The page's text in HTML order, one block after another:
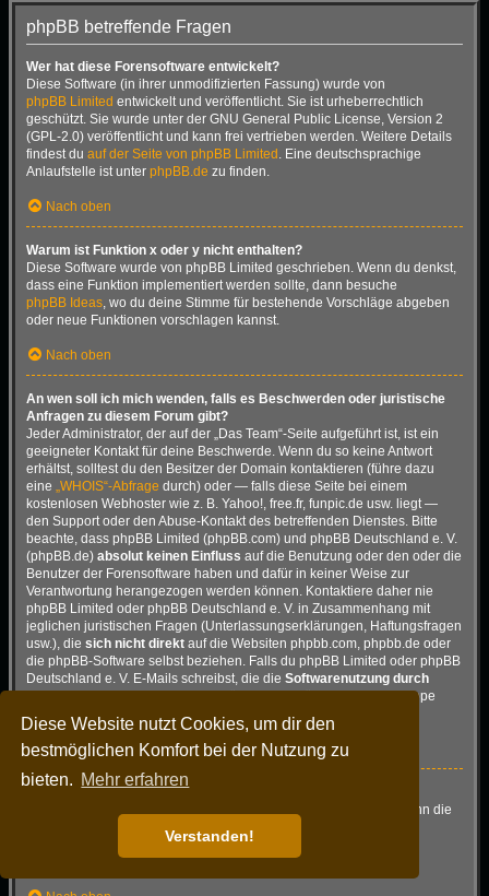
Diese Website nutzt Cookies, um dir den
bestmöglichen Komfort bei der Nutzung zu
bieten. Mehr erfahren
Verstanden!
phpBB betreffende Fragen
Wer hat diese Forensoftware entwickelt?
Diese Software (in ihrer unmodifizierten Fassung) wurde von
phpBB Limited entwickelt und veröffentlicht. Sie ist urheberrechtlich
geschützt. Sie wurde unter der GNU General Public License, Version 2
(GPL-2.0) veröffentlicht und kann frei vertrieben werden. Weitere Details
findest du auf der Seite von phpBB Limited . Eine deutschsprachige
Anlaufstelle ist unter phpBB.de zu finden.
Nach oben
Warum ist Funktion x oder y nicht enthalten?
Diese Software wurde von phpBB Limited geschrieben. Wenn du denkst,
dass eine Funktion implementiert werden sollte, dann besuche
phpBB Ideas , wo du deine Stimme für bestehende Vorschläge abgeben
oder neue Funktionen vorschlagen kannst.
Nach oben
An wen soll ich mich wenden, falls es Beschwerden oder juristische
Anfragen zu diesem Forum gibt?
Jeder Administrator, der auf der „Das Team“-Seite aufgeführt ist, ist ein
geeigneter Kontakt für deine Beschwerde. Wenn du so keine Antwort
erhältst, solltest du den Besitzer der Domain kontaktieren (führe dazu
eine „WHOIS“-Abfrage durch) oder — falls diese Seite bei einem
kostenlosen Webhoster wie z. B. Yahoo!, free.fr, funpic.de usw. liegt —
den Support oder den Abuse-Kontakt des betreffenden Dienstes. Bitte
beachte, dass phpBB Limited (phpBB.com) und phpBB Deutschland e. V.
(phpBB.de) absolut keinen Einfluss auf die Benutzung oder den oder die
Benutzer der Forensoftware haben und dafür in keiner Weise zur
Verantwortung herangezogen werden können. Kontaktiere daher nie
phpBB Limited oder phpBB Deutschland e. V. in Zusammenhang mit
jeglichen juristischen Fragen (Unterlassungserklärungen, Haftungsfragen
usw.), die sich nicht direkt auf die Websiten phpbb.com, phpbb.de oder
die phpBB-Software selbst beziehen. Falls du phpBB Limited oder phpBB
Deutschland e. V. E-Mails schreibst, die die Softwarenutzung durch
Drittebetreffen, so wirst du, wenn überhaupt, höchstens eine knappe
Nach oben
Wie kann ich einen Administrator des Boards kontaktieren?
Alle Benutzer des Boards können das Kontaktformular nutzen, wenn die
Mitglieder des Boards können zusätzlich den Link „Das Team“